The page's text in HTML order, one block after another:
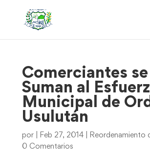
Comerciantes se
Suman al
Municipal de
Usulután
por Feb 27, 2014| Reordenamiento
0 Comentarios